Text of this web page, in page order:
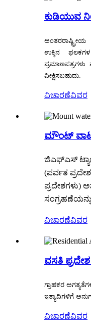
ಕುಡಿಯುವ
ಉಕ್ಕಿನ ಫಲಕಗಳ
ಪ್ರಮಾಣಪತ್ರಗಳು
ವೀಕ್ಷಿಸಬಹುದು.
ವಿಚಾರಣೆವಿವರ
ಮೌಂಟ್
ಜಿಎಫ್‌ಎಸ್
(ಪರ್ವತ
ಪ್ರದೇಶಗಳು)
ವಿಚಾರಣೆವಿವರ
ವಸತಿ
ಗ್ರಾಹಕರ
ಇತ್ಯಾದಿಗಳಿಗೆ
ವಿಚಾರಣೆವಿವರ